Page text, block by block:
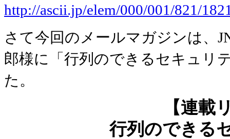
http://ascii.jp/elem/000/001/821/
さて今回のメールマガジンは、
郎様に「行列のできるセキュリ
た。
【連載
行列のできる